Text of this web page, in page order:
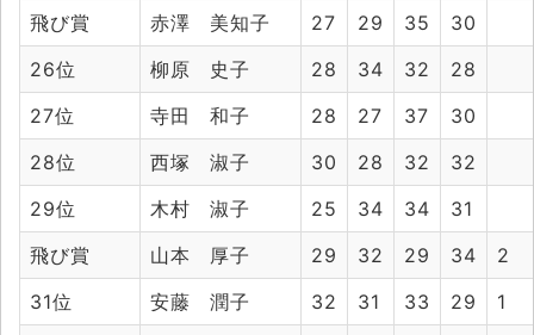
飛び賞
赤澤 美知子 27 29 35
30
26位
柳原 史子 28 34 32
28
27位
寺田 和子 28 27 37
30
28位
西塚 淑子 30 28 32
32
29位
木村 淑子 25 34 34
31
飛び賞
山本 厚子 29 32 29 34
2
31位
安藤 潤子 32 31 33 29
1